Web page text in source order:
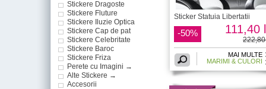
Stickere Dragoste
Stickere Fluture
Stickere Iluzie Optica
Stickere Cap de pat
Stickere Celebritate
Stickere Baroc
Stickere Friza
Perete cu Imagini →
Alte Stickere →
Accesorii
Sticker Statuia Libertatii
-50% 111,40
MAI MULTE
MARIMI & CULORI